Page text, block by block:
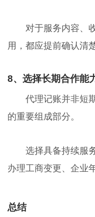
对于服务内容、
用，都应提前确认清楚
8、选择长期合作能
代理记账并非短
的重要组成部分。
选择具备持续服
办理工商变更、企业
总结